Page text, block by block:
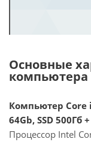
Основные
компьютера
Компьютер Core
64Gb, SSD 500Гб
Процессор Intel